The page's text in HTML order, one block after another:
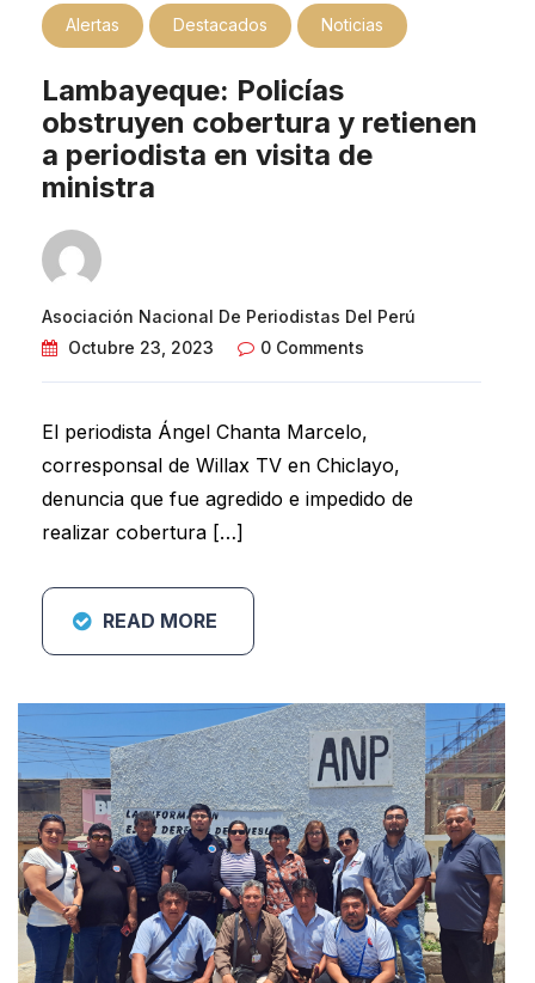
Alertas Destacados Noticias
Lambayeque: Policías
obstruyen cobertura y retienen
a periodista en visita de
ministra
Asociación Nacional De Periodistas Del Perú
Octubre 23, 2023
0 Comments
El periodista Ángel Chanta Marcelo,
corresponsal de Willax TV en Chiclayo,
denuncia que fue agredido e impedido de
realizar cobertura […]
READ MORE